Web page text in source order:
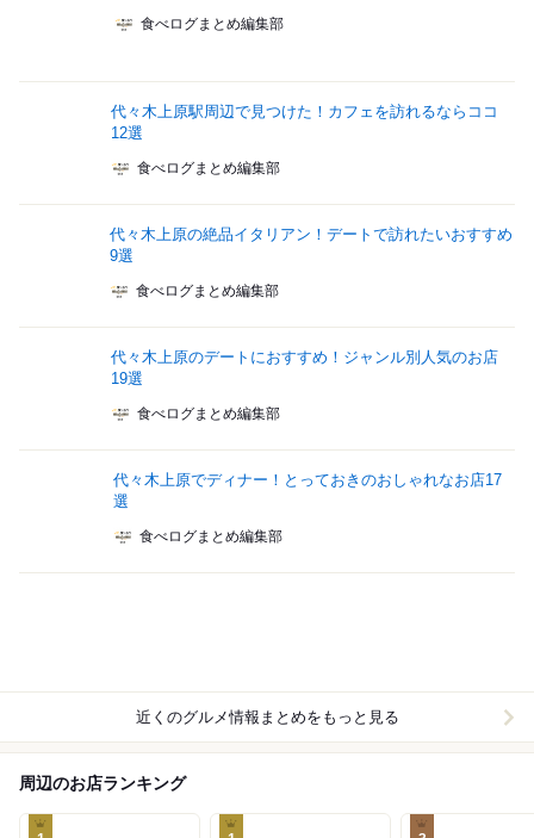
食べログまとめ編集部
代々木上原駅周辺で見つけた！カフェを訪れるならココ
12選
食べログまとめ編集部
代々木上原の絶品イタリアン！デートで訪れたいおすすめ
9選
食べログまとめ編集部
代々木上原のデートにおすすめ！ジャンル別人気のお店
19選
食べログまとめ編集部
代々木上原でディナー！とっておきのおしゃれなお店17
選
食べログまとめ編集部
近くのグルメ情報まとめをもっと見る
周辺のお店ランキング